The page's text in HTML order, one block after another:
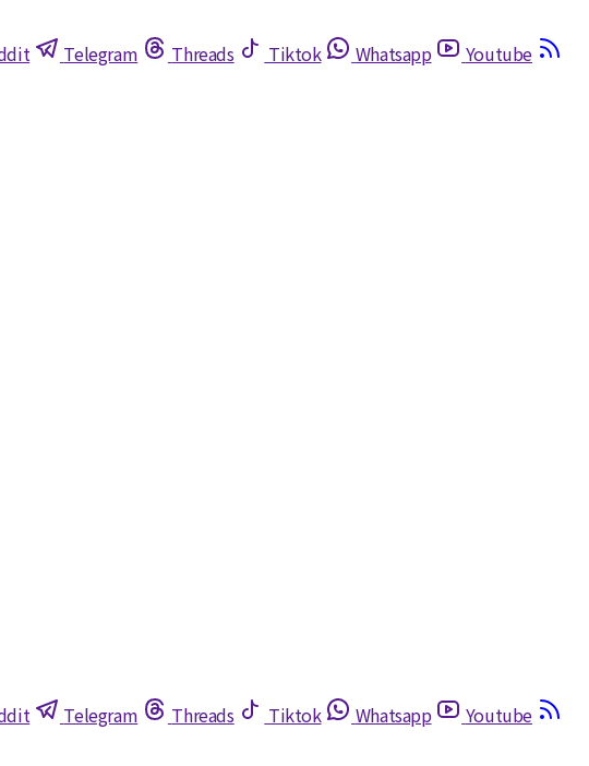
Telegram Threads Tiktok Whatsapp
Youtube
Telegram Threads Tiktok Whatsapp
Youtube